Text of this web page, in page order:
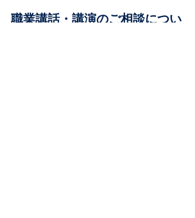
職業講話・講演のご相談につい